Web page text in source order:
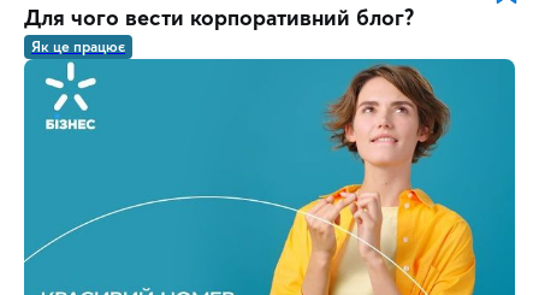
Для чого вести корпоративний блог?
Як це працює